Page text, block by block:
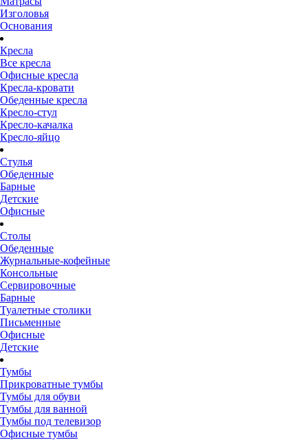
Изголовья
Основания
Кресла
Все кресла
Офисные кресла
Кресла-кровати
Обеденные кресла
Кресло-стул
Кресло-качалка
Кресло-яйцо
Стулья
Обеденные
Барные
Детские
Офисные
Столы
Обеденные
Журнальные-кофейные
Консольные
Сервировочные
Барные
Туалетные столики
Письменные
Офисные
Детские
Тумбы
Прикроватные тумбы
Тумбы для обуви
Тумбы для ванной
Тумбы под телевизор
Офисные тумбы